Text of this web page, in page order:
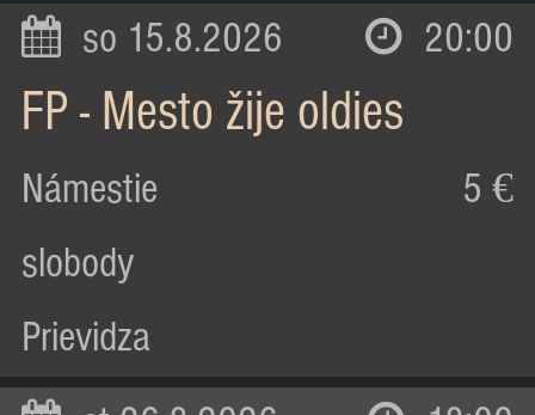
so 15.8.2026 20:00
FP - Mesto žije oldies
Námestie
slobody
Prievidza
5 €